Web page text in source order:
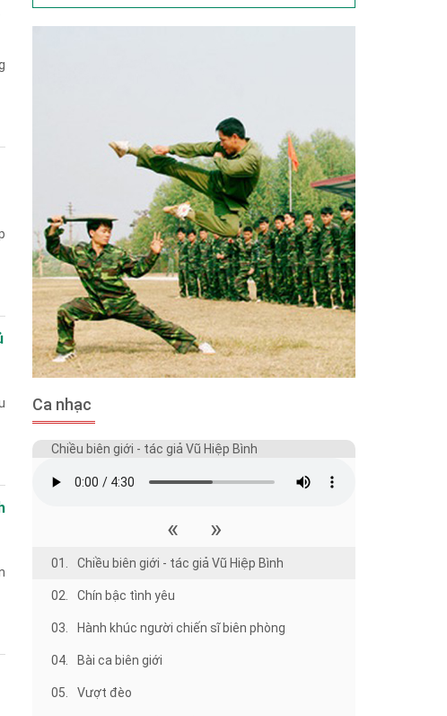
Ca nhạc
Chiều biên giới - tác giả Vũ Hiệp Bình
« »
01. Chiều biên giới - tác giả Vũ Hiệp Bình
02. Chín bậc tình yêu
03. Hành khúc người chiến sĩ biên phòng
04. Bài ca biên giới
05. Vượt đèo